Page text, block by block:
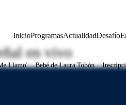
InicioProgramasActualidadDesafío
Llamo' Bebé de Laura Tobón
en vivo